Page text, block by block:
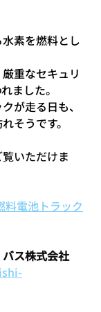
素を燃料とし
重なセキュリ
ました。
が走る日も、
そうです。
いただけま
料電池トラック
ス株式会社